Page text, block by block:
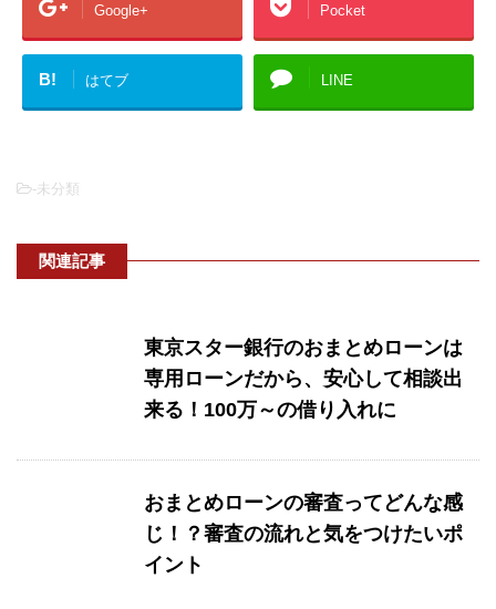
Google+ Pocket
B! はてブ LINE
-未分類
関連記事
東京スター銀行のおまとめローンは
専用ローンだから、安心して相談出
来る！100万～の借り入れに
おまとめローンの審査ってどんな感
じ！？審査の流れと気をつけたいポ
イント